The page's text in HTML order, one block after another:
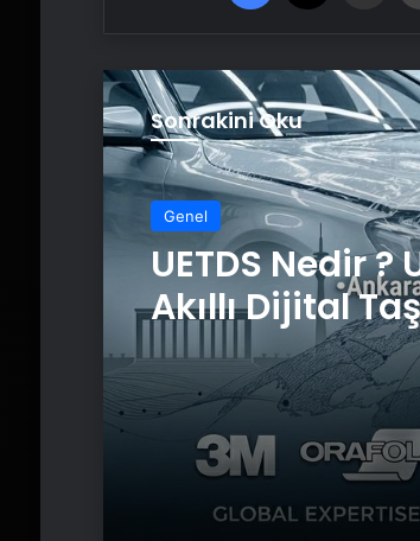
Sonrakini Oku
Genel
Yeni Dünya
Çağında Türk
ve Hakan